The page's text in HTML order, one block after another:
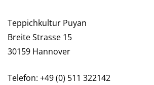
Teppichkultur Puyan
Breite Strasse 15
30159 Hannover
Telefon: +49 (0) 511 322142